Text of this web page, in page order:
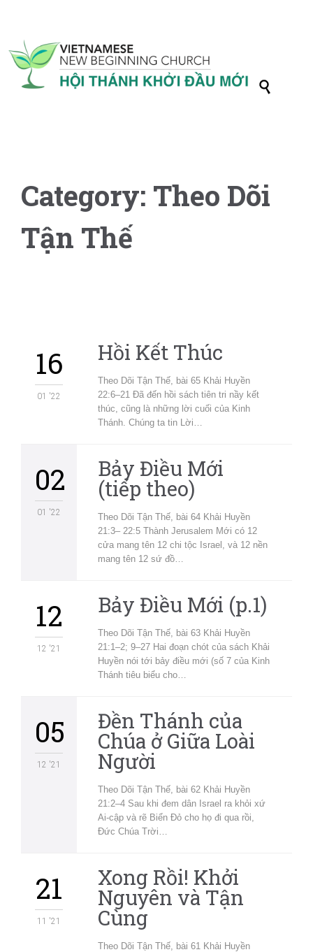

Category: Theo Dõi
Tận Thế
16
01 '22
Hồi Kết Thúc
Theo Dõi Tận Thế, bài 65 Khải Huyền
22:6–21 Đã đến hồi sách tiên tri nầy kết
thúc, cũng là những lời cuối của Kinh
Thánh. Chúng ta tin Lời…
02
01 '22
Bảy Điều Mới
(tiếp theo)
Theo Dõi Tận Thế, bài 64 Khải Huyền
21:3– 22:5 Thành Jerusalem Mới có 12
cửa mang tên 12 chi tộc Israel, và 12 nền
mang tên 12 sứ đồ…
12
12 '21
Bảy Điều Mới (p.1)
Theo Dõi Tận Thế, bài 63 Khải Huyền
21:1–2; 9–27 Hai đoạn chót của sách Khải
Huyền nói tới bảy điều mới (số 7 của Kinh
Thánh tiêu biểu cho…
05
12 '21
Đền Thánh của
Chúa ở Giữa Loài
Người
Theo Dõi Tận Thế, bài 62 Khải Huyền
21:2–4 Sau khi đem dân Israel ra khỏi xứ
Ai-cập và rẽ Biển Đỏ cho họ đi qua rồi,
Đức Chúa Trời…
21
11 '21
Xong Rồi! Khởi
Nguyên và Tận
Cùng
Theo Dõi Tận Thế, bài 61 Khải Huyền